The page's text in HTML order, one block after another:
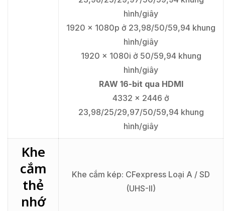
hình/giây
1920 x 1080p ở 23,98/50/59,94 khung
hình/giây
1920 x 1080i ở 50/59,94 khung
hình/giây
RAW 16-bit qua HDMI
4332 x 2446 ở
23,98/25/29,97/50/59,94 khung
hình/giây
Khe
cắm
thẻ
nhớ
Khe cắm kép: CFexpress Loại A / SD
(UHS-II)